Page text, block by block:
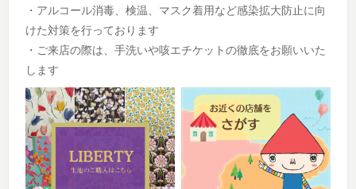
・アルコール消毒、検温、マスク着用など感染拡大防止に向
けた対策を行っております
・ご来店の際は、手洗いや咳エチケットの徹底をお願いいた
します